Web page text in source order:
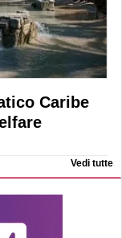
Caribe
Vedi tutte